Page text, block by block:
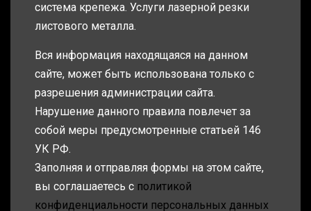
система крепежа. Услуги лазерной резки
листового металла.
Вся информация находящаяся на данном
сайте, может быть использована только с
разрешения администрации сайта.
Нарушение данного правила повлечет за
собой меры предусмотренные статьей 146
УК РФ.
Заполняя и отправляя формы на этом сайте,
вы соглашаетесь с политикой
конфиденциальности персональных данных